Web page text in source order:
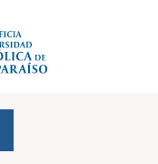
al contenido
Creación e Innovación